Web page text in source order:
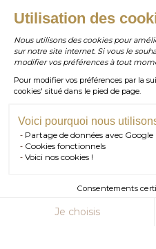
Utilisation des
Nous utilisons des cookies pour
sur notre site internet. Si vous le
modifier vos préférences à tout
Pour modifier vos préférences par la
cookies' situé dans le pied de page.
Voici pourquoi nous
Partage de données avec Google
Cookies fonctionnels
Voici nos cookies !
Consentements
Je choisis
WHATSAPP
E-MAIL
TÉL PARIS
RDV SHOWROOM
RDV TÉLÉPHONIQUE
© Salmon Paris 2026